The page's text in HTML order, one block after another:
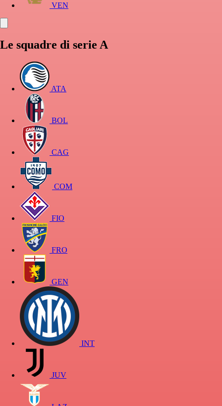
VEN
Le squadre di serie A
ATA
BOL
CAG
COM
FIO
FRO
GEN
INT
JUV